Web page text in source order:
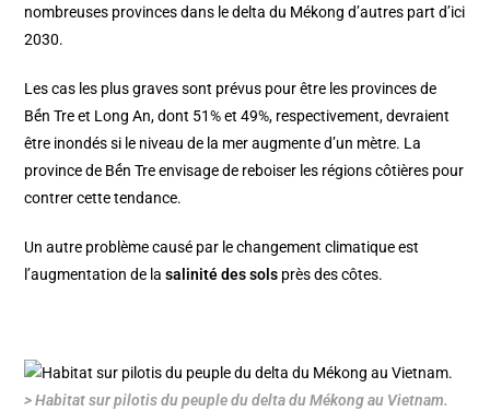
nombreuses provinces dans le delta du Mékong d’autres part d’ici
2030.
Les cas les plus graves sont prévus pour être les provinces de
Bến Tre et Long An, dont 51% et 49%, respectivement, devraient
être inondés si le niveau de la mer augmente d’un mètre. La
province de Bến Tre envisage de reboiser les régions côtières pour
contrer cette tendance.
Un autre problème causé par le changement climatique est
l’augmentation de lasalinité des sols près des côtes.
> Habitat sur pilotis du peuple du delta du Mékong au Vietnam.